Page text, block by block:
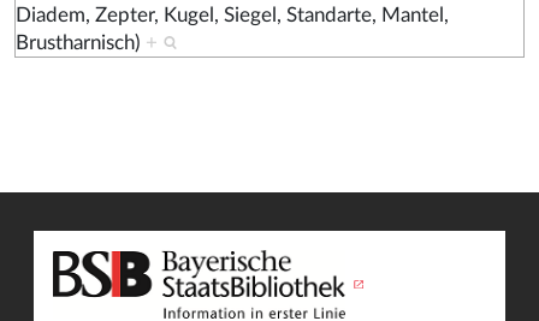
Diadem, Zepter, Kugel, Siegel, Standarte, Mantel,
Brustharnisch) +